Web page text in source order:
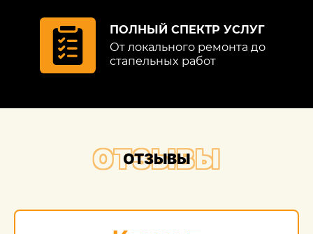
ПОЛНЫЙ СПЕКТР УСЛУГ
От локального ремонта до
стапельных работ
ОТЗЫВЫ
ОТЗЫВЫ